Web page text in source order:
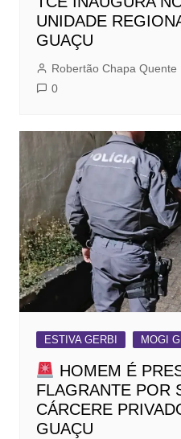
UNIDADE
GUAÇU
Robertão Chapa Quente
0
ESTIVA GERBI MOGI
HOMEM É
FLAGRANTE POR
CÁRCERE
GUAÇU